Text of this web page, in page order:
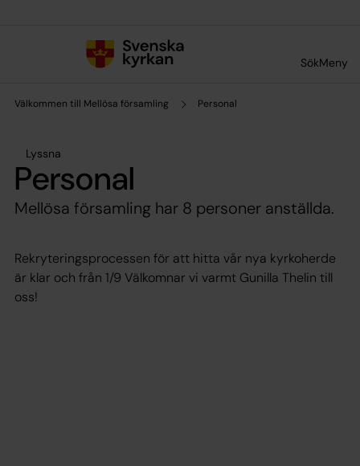
SökMeny
Välkommen till Mellösa församling Personal
Lyssna
Personal
Mellösa församling har 8 personer anställda.
Rekryteringsprocessen för att hitta vår nya kyrkoherde
är klar och från 1/9 Välkomnar vi varmt Gunilla Thelin till
oss!